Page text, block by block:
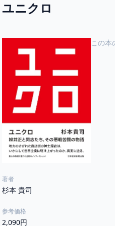
ユニクロ
著者
杉本 貴司
参考価格
2,090円
この本